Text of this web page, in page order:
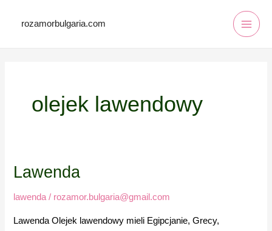
rozamorbulgaria.com
olejek lawendowy
Lawenda
lawenda / rozamor.bulgaria@gmail.com
Lawenda Olejek lawendowy mieli Egipcjanie, Grecy,
Lawenda